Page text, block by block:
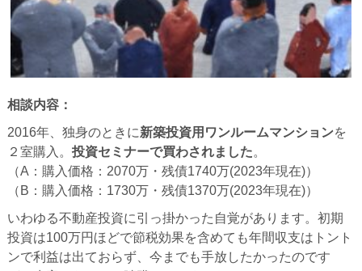
相談内容：
2016年、独身のときに新築投資用ワンルームマンションを
２室購入。 投資セミナーで買わされました。
（A：購入価格：2070万・残債1740万(2023年現在)）
（B：購入価格：1730万・残債1370万(2023年現在)）
いわゆる不動産投資に引っ掛かった自覚があります。初期
投資は100万円ほどで節税効果を含めても年間収支はトント
ンで利益は出ておらず、今までも手放したかったのです